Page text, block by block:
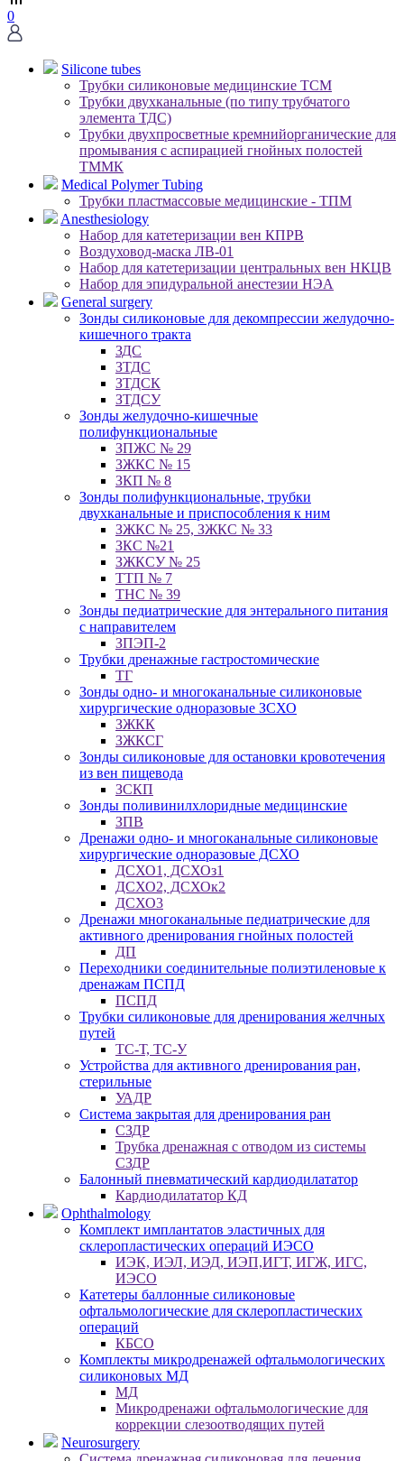
0
Silicone tubes
Трубки силиконовые медицинские ТСМ
Трубки двухканальные (по типу трубчатого
элемента ТДС)
Трубки двухпросветные кремнийорганические для
промывания с аспирацией гнойных полостей
ТММК
Medical Polymer Tubing
Трубки пластмассовые медицинские - ТПМ
Anesthesiology
Набор для катетеризации вен КПРВ
Воздуховод-маска ЛВ-01
Набор для катетеризации центральных вен НКЦВ
Набор для эпидуральной анестезии НЭА
General surgery
Зонды силиконовые для декомпрессии желудочно-
кишечного тракта
ЗДС
ЗТДС
ЗТДСК
ЗТДСУ
Зонды желудочно-кишечные
полифункциональные
ЗПЖС № 29
ЗЖКС № 15
ЗКП № 8
Зонды полифункциональные, трубки
двухканальные и приспособления к ним
ЗЖКС № 25, ЗЖКС № 33
ЗКС №21
ЗЖКСУ № 25
ТТП № 7
ТНС № 39
Зонды педиатрические для энтерального питания
с направителем
ЗПЭП-2
Трубки дренажные гастростомические
ТГ
Зонды одно- и многоканальные силиконовые
хирургические одноразовые ЗСХО
ЗЖКК
ЗЖКСГ
Зонды силиконовые для остановки кровотечения
из вен пищевода
ЗСКП
Зонды поливинилхлоридные медицинские
ЗПВ
Дренажи одно- и многоканальные силиконовые
хирургические одноразовые ДСХО
ДСХО1, ДСХОз1
ДСХО2, ДСХОк2
ДСХО3
Дренажи многоканальные педиатрические для
активного дренирования гнойных полостей
ДП
Переходники соединительные полиэтиленовые к
дренажам ПСПД
ПСПД
Трубки силиконовые для дренирования желчных
путей
ТС-Т, ТС-У
Устройства для активного дренирования ран,
стерильные
УАДР
Система закрытая для дренирования ран
СЗДР
Трубка дренажная с отводом из системы
СЗДР
Балонный пневматический кардиодилататор
Кардиодилататор КД
Ophthalmology
Комплект имплантатов эластичных для
склеропластических операций ИЭСО
ИЭК, ИЭЛ, ИЭД, ИЭП,ИГТ, ИГЖ, ИГС,
ИЭСО
Катетеры баллонные силиконовые
офтальмологические для склеропластических
операций
КБСО
Комплекты микродренажей офтальмологических
силиконовых МД
МД
Микродренажи офтальмологические для
коррекции слезоотводящих путей
Neurosurgery